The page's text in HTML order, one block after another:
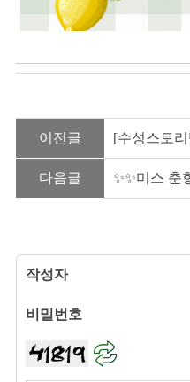
이전글
다음글
작성자
비밀번호